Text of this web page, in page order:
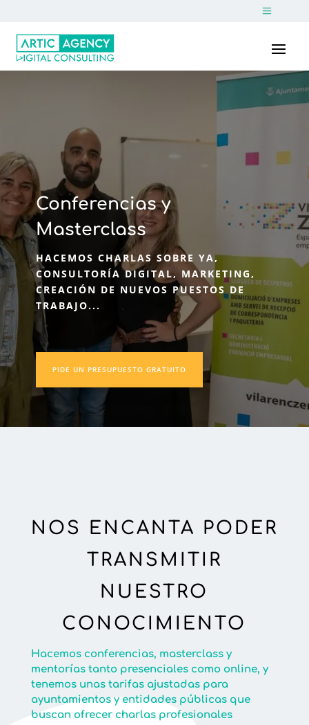
Conferencias y
Masterclass
HACEMOS CHARLAS SOBRE YA,
CONSULTORÍA DIGITAL, MARKETING,
CREACIÓN DE NUEVOS PUESTOS DE
TRABAJO...
PIDE UN PRESUPUESTO GRATUITO
NOS ENCANTA PODER
TRANSMITIR
NUESTRO
CONOCIMIENTO
Hacemos conferencias, masterclass y
mentorías tanto presenciales como online, y
tenemos unas tarifas ajustadas para
ayuntamientos y entidades públicas que
buscan ofrecer charlas profesionales